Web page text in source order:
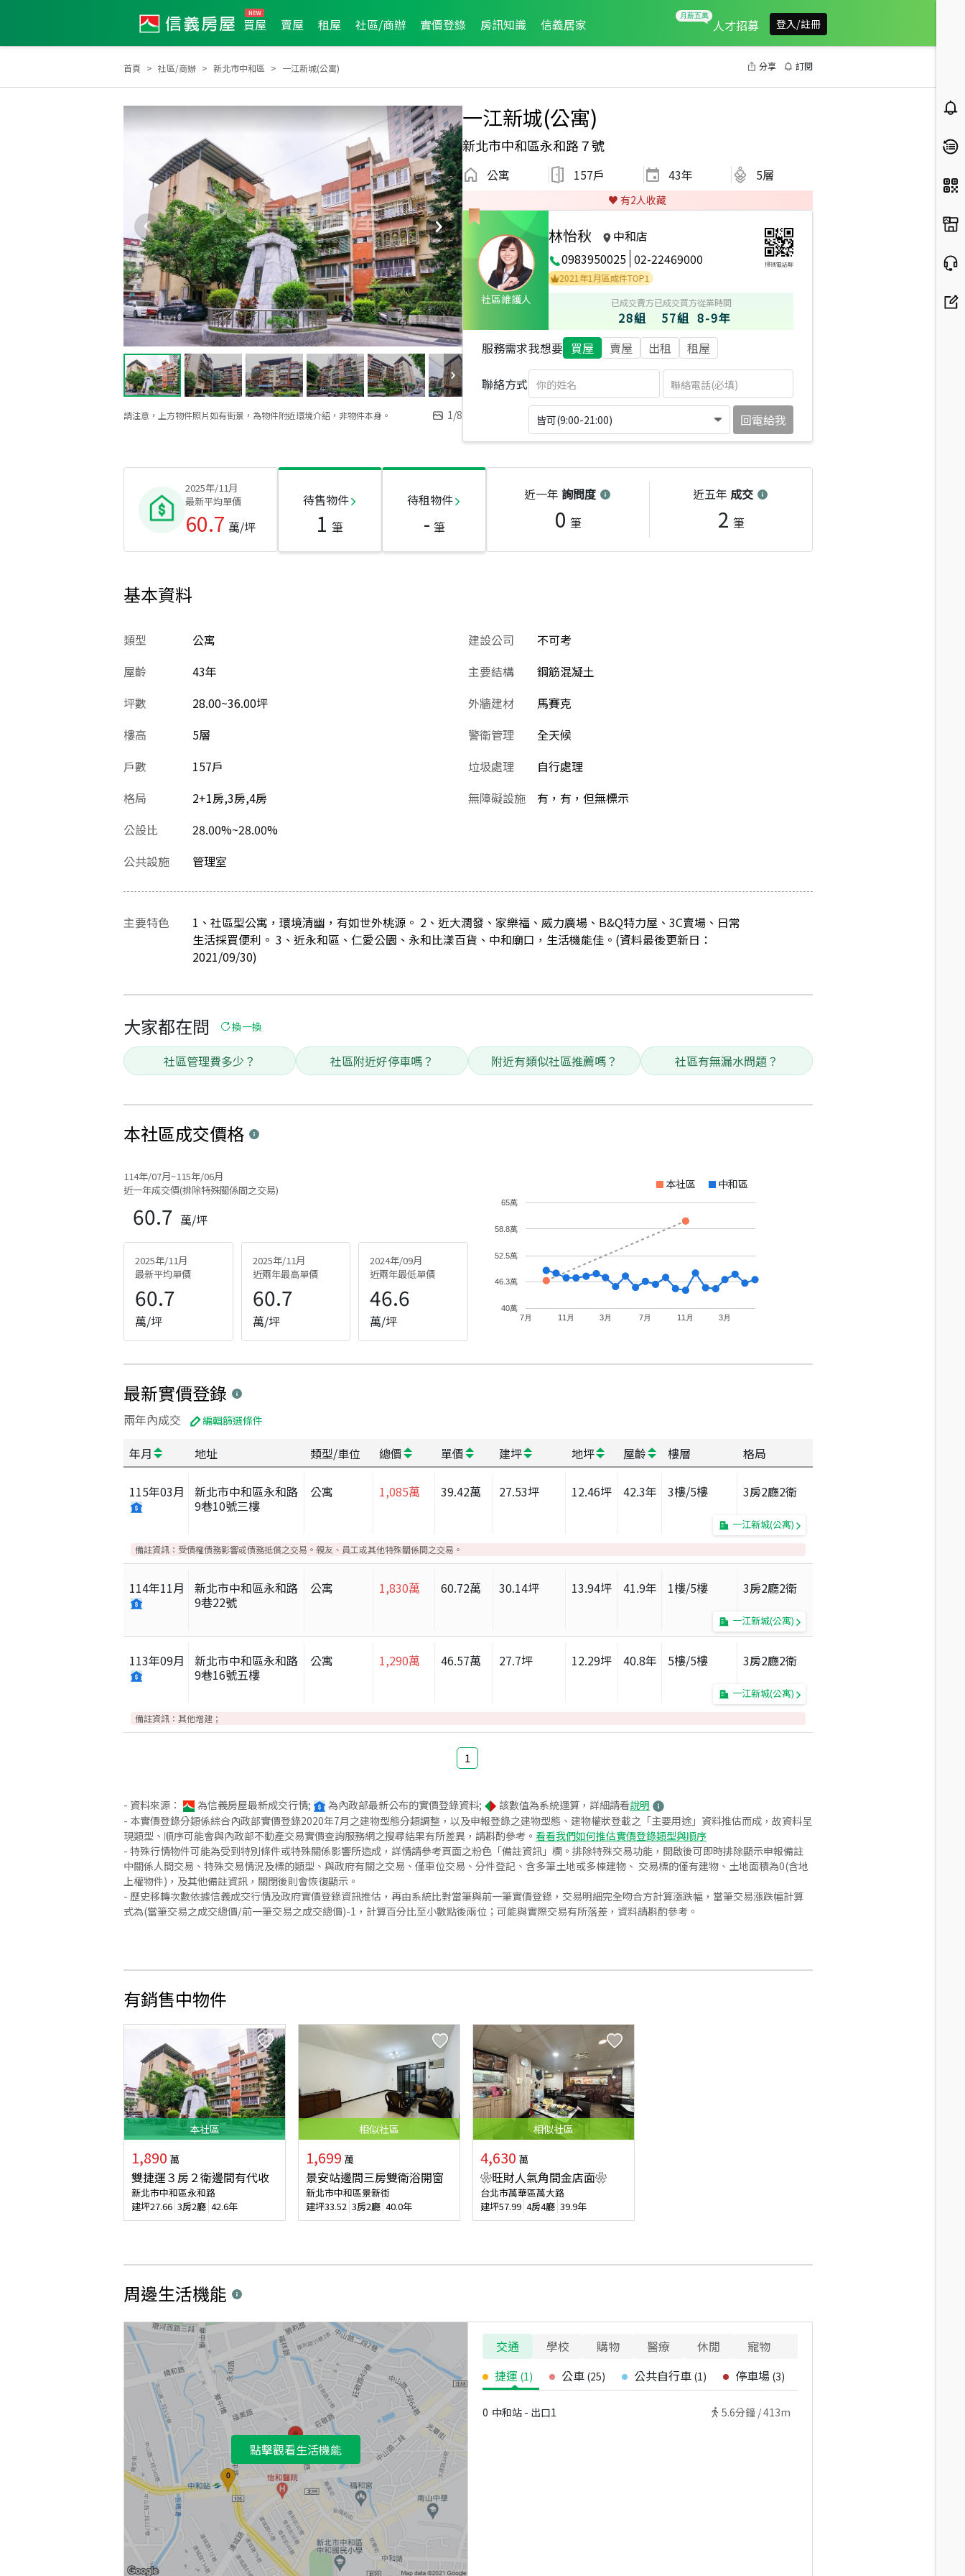
買屋 賣屋 租屋 社區/商辦 實價登錄 房訊知識 信義居家 人才招募 登入/註冊
首頁 社區/商辦 新北市中和區 一江新城(公寓) 分享 訂閱
請注意，上方物件照片如有街景，為物件附近環境介紹，非物件本身。 1/8
一江新城(公寓)
新北市中和區永和路７號
公寓 157戶 43年 5層
♥️ 有2人收藏
社區維護人
林怡秋
中和店
0983950025 02-22469000 掃碼電話聊
2021年1月區業績TOP1 2026年2月區成件TOP1 2023年7月區成件TOP2 2021年11月區成件TOP3
2021年1月區成件TOP1
已成交賣方
28組
已成交買方
57組
從業時間
8-9年
服務需求我想要 買屋 賣屋 出租 租屋
聯絡方式
皆可(9:00-21:00) 回電給我
2025年/11月
最新平均單價
60.7 萬/坪
待售物件
1 筆
待租物件
- 筆
近一年 詢問度
0 筆
近五年 成交
2 筆
基本資料
類型
公寓
屋齡
43年
坪數
28.00~36.00坪
樓高
5層
戶數
157戶
格局
2+1房,3房,4房
公設比
28.00%~28.00%
建設公司
不可考
主要結構
鋼筋混凝土
外牆建材
馬賽克
警衛管理
全天候
垃圾處理
自行處理
無障礙設施
有，有，但無標示
公共設施 管理室
主要特色
1、社區型公寓，環境清幽，有如世外桃源。 2、近大潤發、家樂福、威力廣場、B&Q特力屋、3C賣場、日常
生活採買便利。 3、近永和區、仁愛公園、永和比漾百貨、中和廟口，生活機能佳。(資料最後更新日：
2021/09/30)
大家都在問 換一換
社區管理費多少？ 社區附近好停車嗎？ 附近有類似社區推薦嗎？ 社區有無漏水問題？
本社區成交價格
114年/07月~115年/06月
近一年成交價(排除特殊關係間之交易)
60.7 萬/坪
2025年/11月
最新平均單價
60.7
萬/坪
2025年/11月
近兩年最高單價
60.7
萬/坪
2024年/09月
近兩年最低單價
46.6
萬/坪
本社區 中和區
7月 11月 3月 7月 11月 3月
40萬
46.3萬
52.5萬
58.8萬
65萬
最新實價登錄
兩年內成交 編輯篩選條件
年月 地址 類型/車位 總價 單價 建坪 地坪 屋齡 樓層 格局
115年03月
新北市中和區永和路
9巷10號三樓
公寓 1,085萬 39.42萬 27.53坪 12.46坪 42.3年 3樓/5樓 3房2廳2衛
一江新城(公寓)
備註資訊： 受債權債務影響或債務抵償之交易。親友、員工或其他特殊關係間之交易。
114年11月
新北市中和區永和路
9巷22號
公寓 1,830萬 60.72萬 30.14坪 13.94坪 41.9年 1樓/5樓 3房2廳2衛
一江新城(公寓)
113年09月
新北市中和區永和路
9巷16號五樓
公寓 1,290萬 46.57萬 27.7坪 12.29坪 40.8年 5樓/5樓 3房2廳2衛
一江新城(公寓)
備註資訊： 其他增建；
1
- 資料來源： 為信義房屋最新成交行情; 為內政部最新公布的實價登錄資料; 該數值為系統運算，詳細請看說明
- 本實價登錄分類係綜合內政部實價登錄2020年7月之建物型態分類調整，以及申報登錄之建物型態、建物權狀登載之「主要用途」資料推估而成，故資料呈
現類型、順序可能會與內政部不動產交易實價查詢服務網之搜尋結果有所差異，請斟酌參考。 看看我們如何推估實價登錄類型與順序
- 特殊行情物件可能為受到特別條件或特殊關係影響所造成，詳情請參考頁面之粉色「備註資訊」欄。排除特殊交易功能，開啟後可即時排除顯示申報備註
中關係人間交易、特殊交易情況及標的類型、與政府有關之交易、僅車位交易、分件登記、含多筆土地或多棟建物、 交易標的僅有建物、土地面積為0(含地
上權物件)，及其他備註資訊，關閉後則會恢復顯示。
- 歷史移轉次數依據信義成交行情及政府實價登錄資訊推估，再由系統比對當筆與前一筆實價登錄，交易明細完全吻合方計算漲跌幅，當筆交易漲跌幅計算
式為(當筆交易之成交總價/前一筆交易之成交總價)-1，計算百分比至小數點後兩位；可能與實際交易有所落差，資料請斟酌參考。
有銷售中物件
本社區
1,890 萬
雙捷運３房２衛邊間有代收
新北市中和區永和路
建坪27.66 3房2廳 42.6年
相似社區
1,699 萬
景安站邊間三房雙衛浴開窗
新北市中和區景新街
建坪33.52 3房2廳 40.0年
相似社區
4,630 萬
❀旺財人氣角間金店面❀
台北市萬華區萬大路
建坪57.99 4房4廳 39.9年
周邊生活機能
點擊觀看生活機能
交通 學校 購物 醫療 休閒 寵物
捷運 (1) 公車 (25) 公共自行車 (1) 停車場 (3)
0 中和站 - 出口1 5.6分鐘 /413m